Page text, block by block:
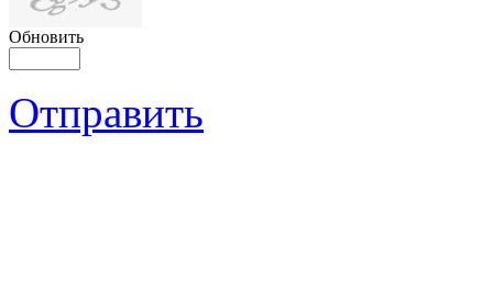
Обновить
Отправить